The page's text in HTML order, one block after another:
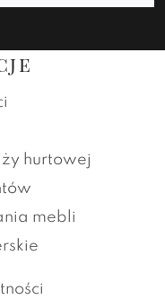
hurtowej
mebli